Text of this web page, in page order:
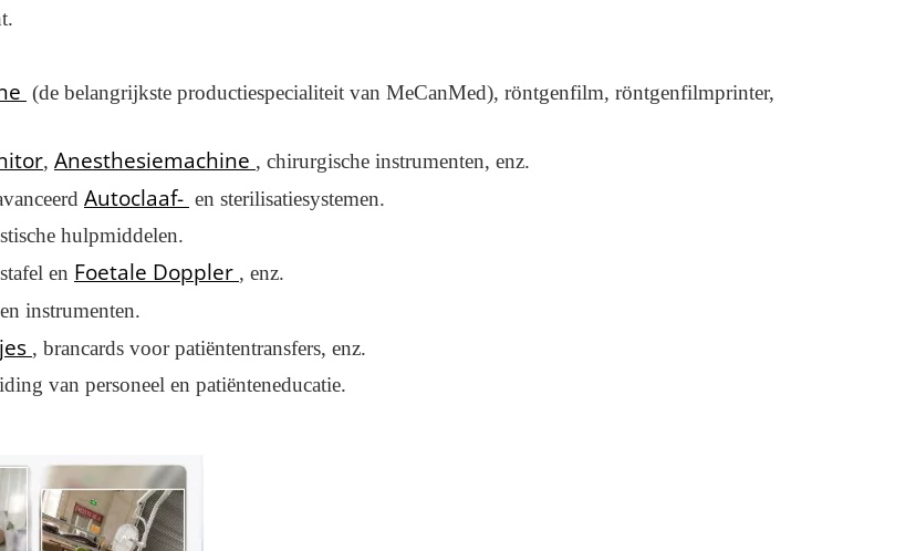
(de belangrijkste productiespecialiteit van MeCanMed), röntgenfilm, röntgenfilmprinter,
, Anesthesiemachine , chirurgische instrumenten, enz.
Autoclaaf- en sterilisatiesystemen.
hulpmiddelen.
en Foetale Doppler , enz.
en instrumenten.
, brancards voor patiëntentransfers, enz.
van personeel en patiënteneducatie.